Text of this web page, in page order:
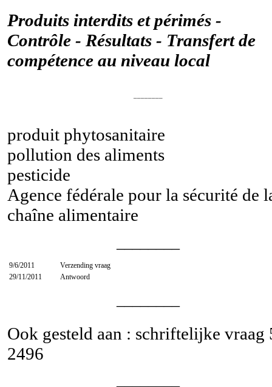
Produits interdits et périmés -
Contrôle - Résultats - Transfert de
compétence au niveau local
produit phytosanitaire
pollution des aliments
pesticide
Agence fédérale pour la sécurité de
chaîne alimentaire
9/6/2011
Verzending vraag
29/11/2011
Antwoord
Ook gesteld aan : schriftelijke vraag
2496